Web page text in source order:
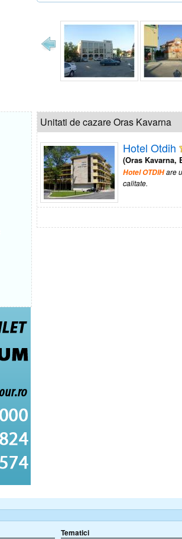
Unitati de cazare Oras Kavarna
Hotel Otdih
(Oras Kavarna,
Hotel OTDIHare
calitate.
Tematici